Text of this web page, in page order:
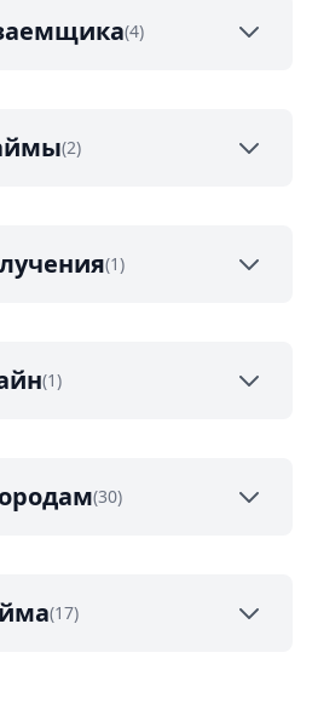
(4)
(2)
(1)
(1)
(30)
(17)